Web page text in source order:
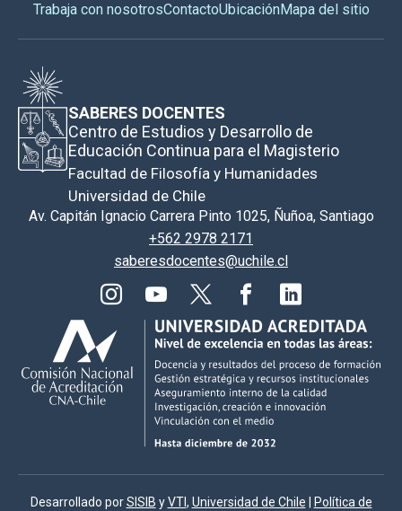
Trabaja con nosotrosContactoUbicación Mapa del sitio
SABERES DOCENTES
Centro de Estudios y Desarrollo de
Educación Continua para el Magisterio
Facultad de Filosofía y Humanidades
Universidad de Chile
Av. Capitán Ignacio Carrera Pinto 1025, Ñuñoa, Santiago
+562 2978 2171
saberesdocentes@uchile.cl
Desarrollado porSISIB yVTI, Universidad de Chile Política de